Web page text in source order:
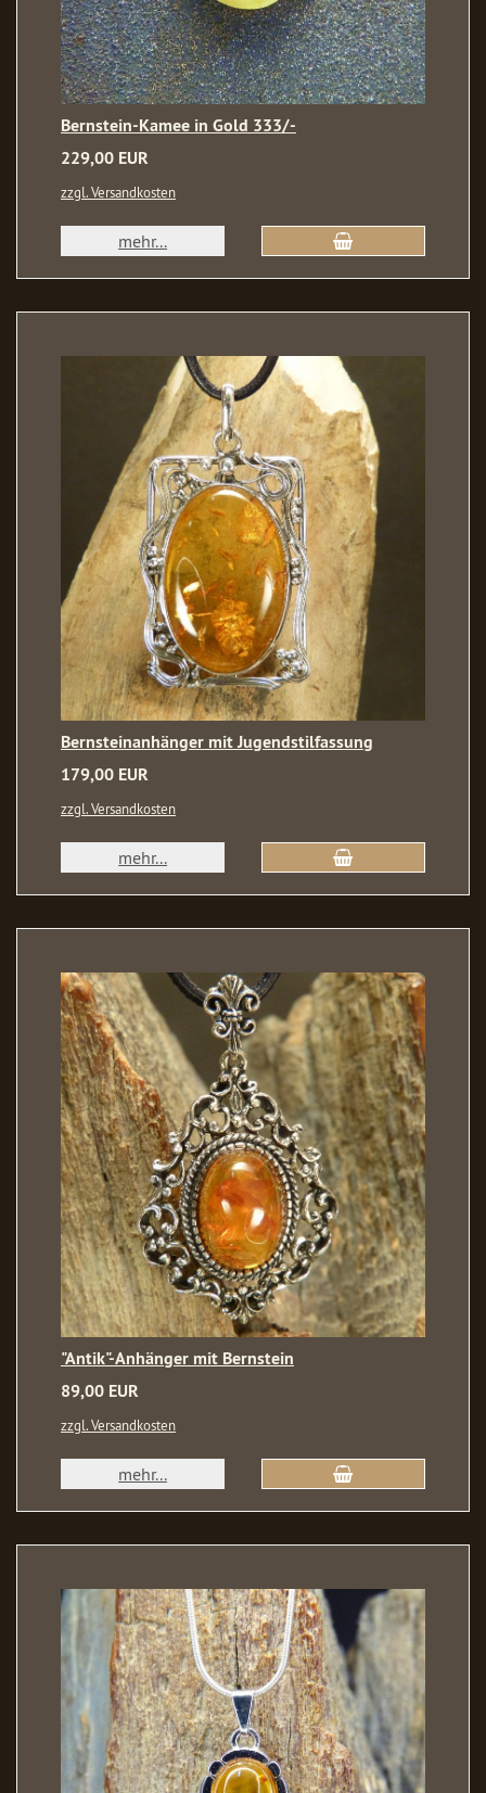
Bernstein-Kamee in Gold 333/-
229,00 EUR
zzgl. Versandkosten
mehr...
Bernsteinanhänger mit Jugendstilfassung
179,00 EUR
zzgl. Versandkosten
mehr...
"Antik"-Anhänger mit Bernstein
89,00 EUR
zzgl. Versandkosten
mehr...